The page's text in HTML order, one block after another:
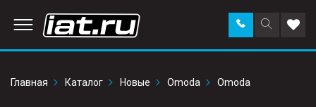
Поиск
по
Заказать
звонок в
Главная
Каталог Новые Omoda Omoda